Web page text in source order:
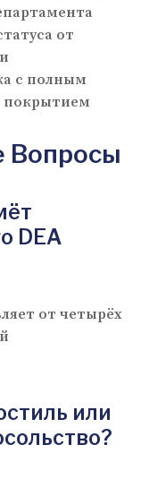
от
с полным
покрытием
Вопросы
DEA
от четырёх
или